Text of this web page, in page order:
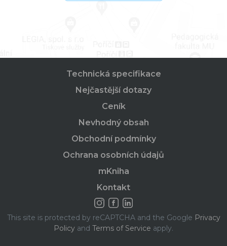
Technická specifikace
Nejčastější dotazy
Ceník
Nevhodný obsah
Obchodní podmínky
Ochrana osobních údajů
mKniha
Kontakt
This site is protected by reCAPTCHA and the Google Privacy
Policy and Terms of Service apply.